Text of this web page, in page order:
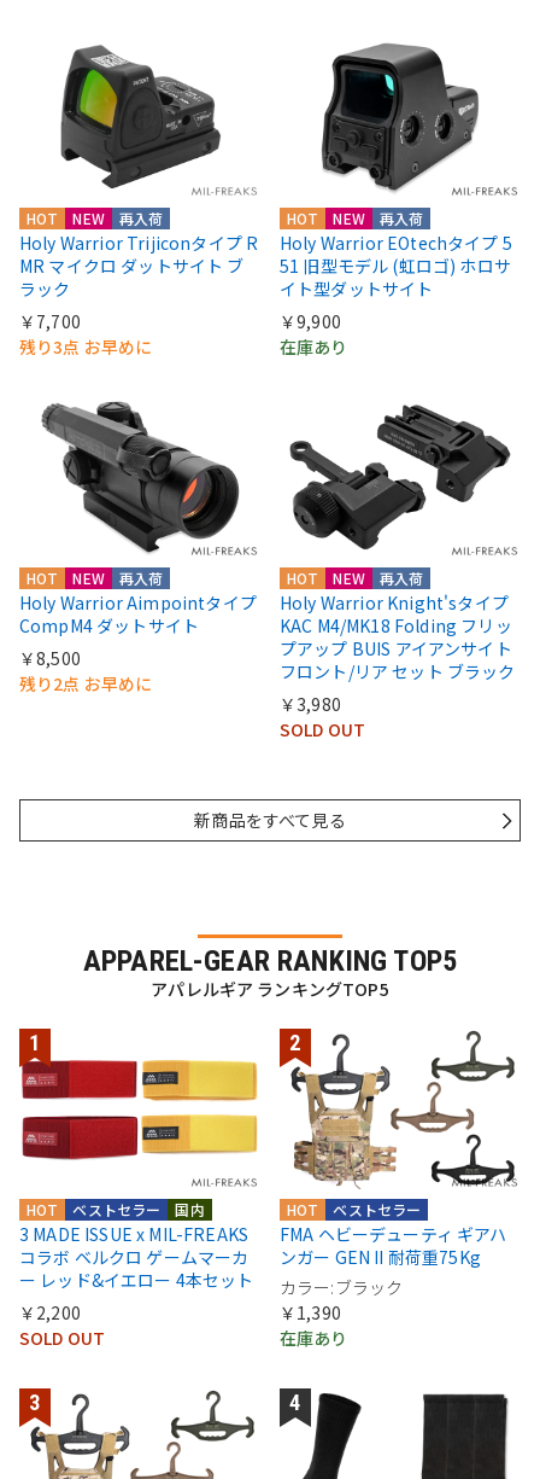
HOT NEW 再入荷
Holy Warrior Trijiconタイプ R
MR マイクロ ダットサイト ブ
ラック
￥7,700
残り3点 お早めに
HOT NEW 再入荷
Holy Warrior EOtechタイプ 5
51 旧型モデル (虹ロゴ) ホロサ
イト型ダットサイト
￥9,900
在庫あり
HOT NEW 再入荷
Holy Warrior Aimpointタイプ
CompM4 ダットサイト
￥8,500
残り2点 お早めに
HOT NEW 再入荷
Holy Warrior Knight'sタイプ
KAC M4/MK18 Folding フリッ
プアップ BUIS アイアンサイト
フロント/リア セット ブラック
￥3,980
SOLD OUT
新商品をすべて見る
APPAREL-GEAR RANKING TOP5
アパレルギア ランキングTOP5
国内
ベストセラー
HOT
3 MADE ISSUE x MIL-FREAKS
コラボ ベルクロ ゲームマーカ
ー レッド&イエロー 4本セット
￥2,200
SOLD OUT
ベストセラー
HOT
FMA ヘビーデューティ ギアハ
ンガー GEN II 耐荷重75Kg
カラー:ブラック
￥1,390
在庫あり